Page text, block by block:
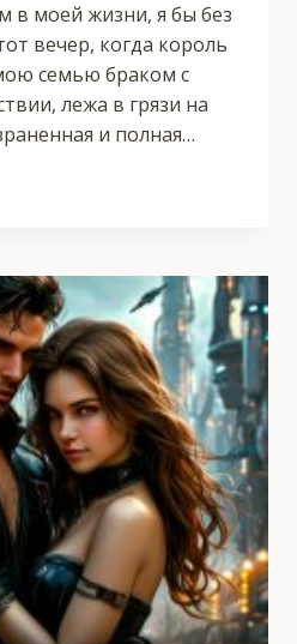
в моей жизни, я бы без
вечер, когда король
семью браком с
лежа в грязи на
и полная…